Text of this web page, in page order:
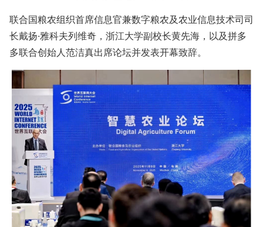
联合国粮农组织首席信息官兼数字粮农及农业信息技术司司
长戴扬·雅科夫列维奇，浙江大学副校长黄先海，以及拼多
多联合创始人范洁真出席论坛并发表开幕致辞。